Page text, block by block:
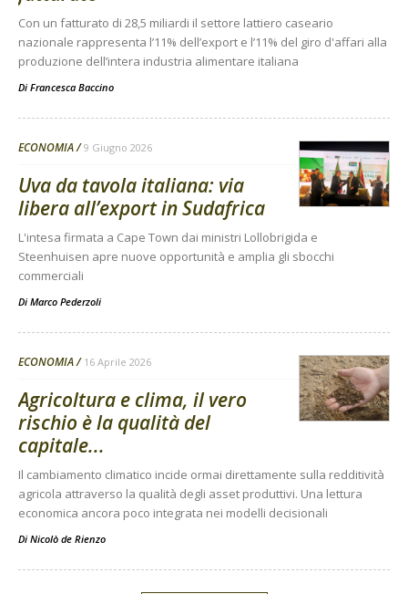
Con un fatturato di 28,5 miliardi il settore lattiero caseario
nazionale rappresenta l’11% dell’export e l’11% del giro d'affari alla
produzione dell’intera industria alimentare italiana
Di Francesca Baccino
ECONOMIA 9 Giugno 2026
Uva da tavola italiana: via
libera all’export in Sudafrica
L'intesa firmata a Cape Town dai ministri Lollobrigida e
Steenhuisen apre nuove opportunità e amplia gli sbocchi
commerciali
Di Marco Pederzoli
ECONOMIA 16 Aprile 2026
Agricoltura e clima, il vero
rischio è la qualità del
capitale...
Il cambiamento climatico incide ormai direttamente sulla redditività
agricola attraverso la qualità degli asset produttivi. Una lettura
economica ancora poco integrata nei modelli decisionali
Di Nicolò de Rienzo